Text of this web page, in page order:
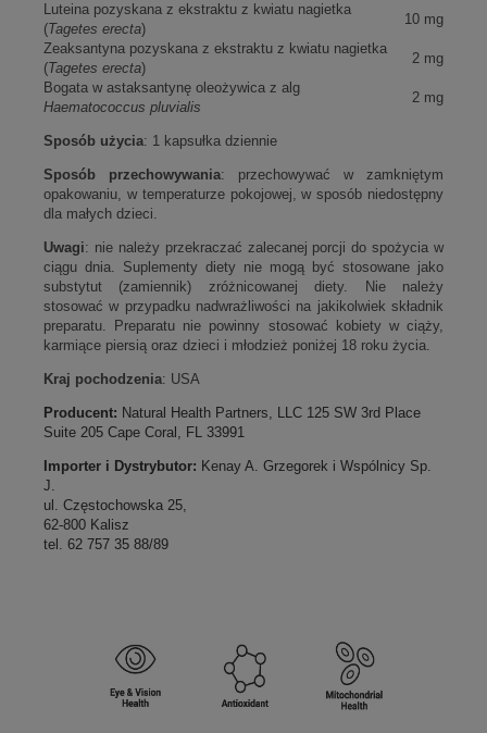
Luteina pozyskana z ekstraktu z kwiatu nagietka
(Tagetes erecta)
10 mg
Zeaksantyna pozyskana z ekstraktu z kwiatu nagietka
(Tagetes erecta)
2 mg
Bogata w astaksantynę oleożywica z alg
Haematococcus pluvialis
2 mg
Sposób użycia: 1 kapsułka dziennie
Sposób przechowywania: przechowywać w zamkniętym
opakowaniu, w temperaturze pokojowej, w sposób niedostępny
dla małych dzieci.
Uwagi: nie należy przekraczać zalecanej porcji do spożycia w
ciągu dnia. Suplementy diety nie mogą być stosowane jako
substytut (zamiennik) zróżnicowanej diety. Nie należy
stosować w przypadku nadwrażliwości na jakikolwiek składnik
preparatu. Preparatu nie powinny stosować kobiety w ciąży,
karmiące piersią oraz dzieci i młodzież poniżej 18 roku życia.
Kraj pochodzenia: USA
Producent: Natural Health Partners, LLC 125 SW 3rd Place
Suite 205 Cape Coral, FL 33991
Importer i Dystrybutor: Kenay A. Grzegorek i Wspólnicy Sp.
J.
ul. Częstochowska 25,
62-800 Kalisz
tel. 62 757 35 88/89